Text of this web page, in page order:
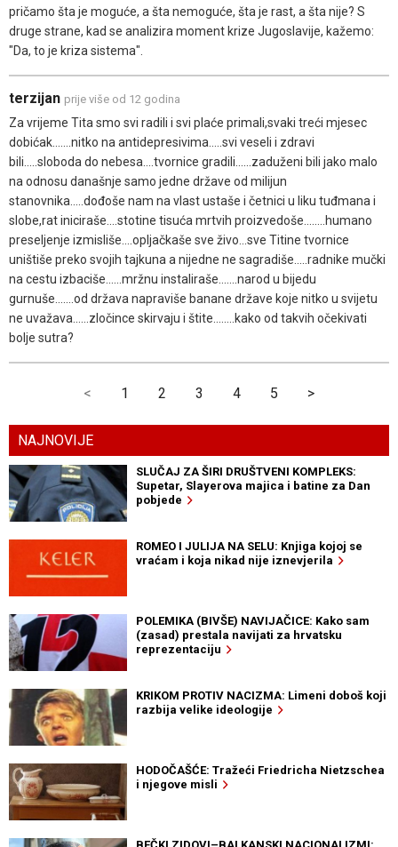
pričamo šta je moguće, a šta nemoguće, šta je rast, a šta nije? S
druge strane, kad se analizira moment krize Jugoslavije, kažemo:
"Da, to je kriza sistema".
terzijan prije više od 12 godina
Za vrijeme Tita smo svi radili i svi plaće primali,svaki treći mjesec
dobićak.......nitko na antidepresivima.....svi veseli i zdravi
bili.....sloboda do nebesa....tvornice gradili......zaduženi bili jako malo
na odnosu današnje samo jedne države od milijun
stanovnika.....dođoše nam na vlast ustaše i četnici u liku tuđmana i
slobe,rat iniciraše....stotine tisuća mrtvih proizvedoše........humano
preseljenje izmisliše....opljačkaše sve živo...sve Titine tvornice
uništiše preko svojih tajkuna a nijedne ne sagradiše.....radnike mučki
na cestu izbaciše......mržnu instaliraše.......narod u bijedu
gurnuše.......od država napraviše banane države koje nitko u svijetu
ne uvažava......zločince skirvaju i štite........kako od takvih očekivati
bolje sutra?
< 1 2 3 4 5 >
NAJNOVIJE
SLUČAJ ZA ŠIRI DRUŠTVENI KOMPLEKS:
Supetar, Slayerova majica i batine za Dan
pobjede
ROMEO I JULIJA NA SELU: Knjiga kojoj se
vraćam i koja nikad nije iznevjerila
POLEMIKA (BIVŠE) NAVIJAČICE: Kako sam
(zasad) prestala navijati za hrvatsku
reprezentaciju
KRIKOM PROTIV NACIZMA: Limeni doboš koji
razbija velike ideologije
HODOČAŠĆE: Tražeći Friedricha Nietzschea
i njegove misli